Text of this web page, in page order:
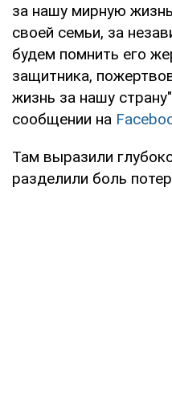
за нашу мирную
своей семьи, за
будем помнить его
защитника,
жизнь за нашу
сообщении на
Там выразили
разделили боль